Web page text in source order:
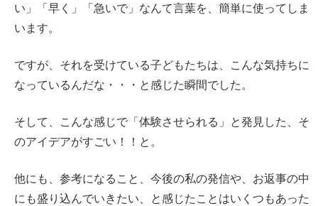
い」「早く」「急いで」なんて言葉を、簡単に使ってしま
います。
ですが、それを受けている子どもたちは、こんな気持ちに
なっているんだな・・・と感じた瞬間でした。
そして、こんな感じで「体験させられる」と発見した、そ
のアイデアがすごい！！と。
他にも、参考になること、今後の私の発信や、お返事の中
にも盛り込んでいきたい、と感じたことはいくつもあった